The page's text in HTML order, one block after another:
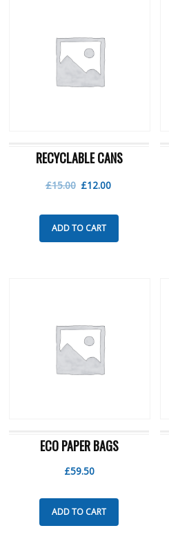
RECYCLABLE CANS
£15.00 £12.00
ADD TO CART
ECO PAPER BAGS
£59.50
ADD TO CART